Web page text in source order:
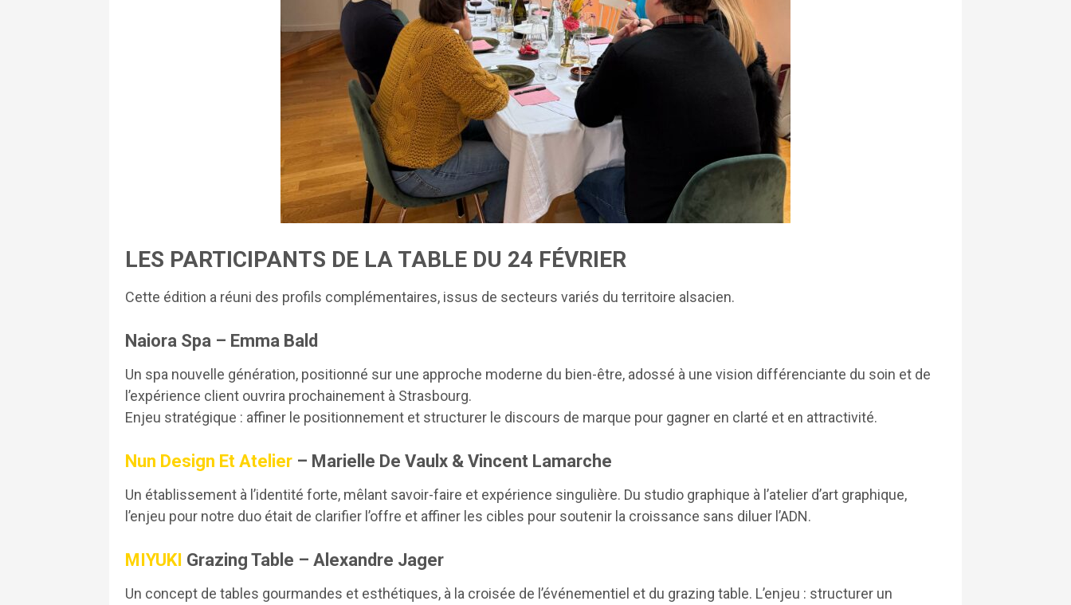
LES PARTICIPANTS DE LA TABLE DU 24 FÉVRIER
Cette édition a réuni des profils complémentaires, issus de secteurs variés du territoire alsacien.
Naiora Spa – Emma Bald
Un spa nouvelle génération, positionné sur une approche moderne du bien-être, adossé à une vision différenciante du soin et de
l’expérience client ouvrira prochainement à Strasbourg.
Enjeu stratégique : affiner le positionnement et structurer le discours de marque pour gagner en clarté et en attractivité.
Nun Design Et Atelier – Marielle De Vaulx & Vincent Lamarche
Un établissement à l’identité forte, mêlant savoir-faire et expérience singulière. Du studio graphique à l’atelier d’art graphique,
l’enjeu pour notre duo était de clarifier l’offre et affiner les cibles pour soutenir la croissance sans diluer l’ADN.
MIYUKI Grazing Table – Alexandre Jager
Un concept de tables gourmandes et esthétiques, à la croisée de l’événementiel et du grazing table. L’enjeu : structurer un